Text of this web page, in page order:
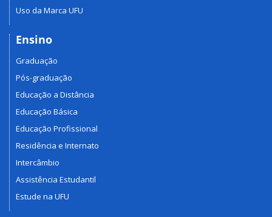
Uso da Marca UFU
Ensino
Graduação
Pós-graduação
Educação a Distância
Educação Básica
Educação Profissional
Residência e Internato
Intercâmbio
Assistência Estudantil
Estude na UFU